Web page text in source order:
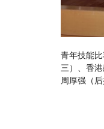
行干事唐智强（后排、左
电工程署营运服务副署长